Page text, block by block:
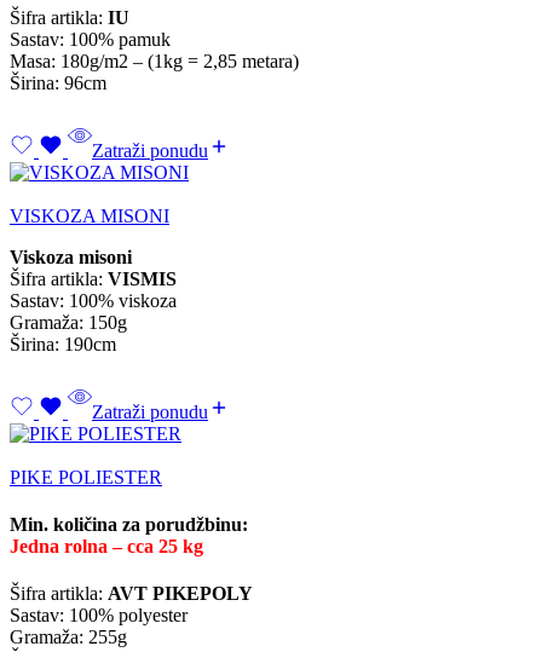
Šifra artikla: IU
Sastav: 100% pamuk
Masa: 180g/m2 – (1kg = 2,85 metara)
Širina: 96cm
Zatraži ponudu
VISKOZA MISONI
Viskoza misoni
Šifra artikla: VISMIS
Sastav: 100% viskoza
Gramaža: 150g
Širina: 190cm
Zatraži ponudu
PIKE POLIESTER
Min. količina za porudžbinu:
Jedna rolna – cca 25 kg
Šifra artikla: AVT PIKEPOLY
Sastav: 100% polyester
Gramaža: 255g